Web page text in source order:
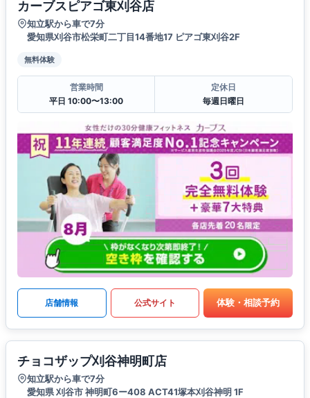
カーブスピアゴ東刈谷店
知立駅から車で7分
愛知県刈谷市松栄町二丁目14番地17 ピアゴ東刈谷2F
無料体験
営業時間
平日 10:00〜13:00
定休日
毎週日曜日
店舗情報 公式サイト 体験・相談予約
チョコザップ刈谷神明町店
知立駅から車で7分
愛知県 刈谷市 神明町6ー408 ACT41塚本刈谷神明 1F